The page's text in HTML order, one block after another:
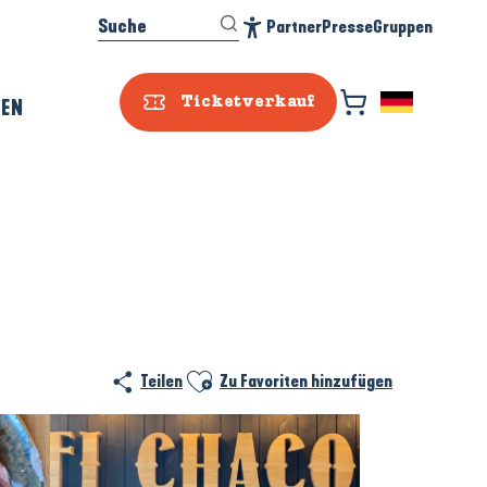
Ticketverkauf
Suche PartnerPresseGruppen
Teilen Ajouter aux favoris
Zu Favoriten hinzufügen